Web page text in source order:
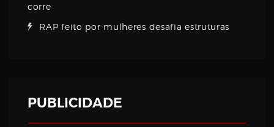
corre
RAP feito por mulheres desafia estruturas
PUBLICIDADE